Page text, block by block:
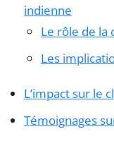
indienne
Le rôle de
Les
L’impact sur le
Témoignages